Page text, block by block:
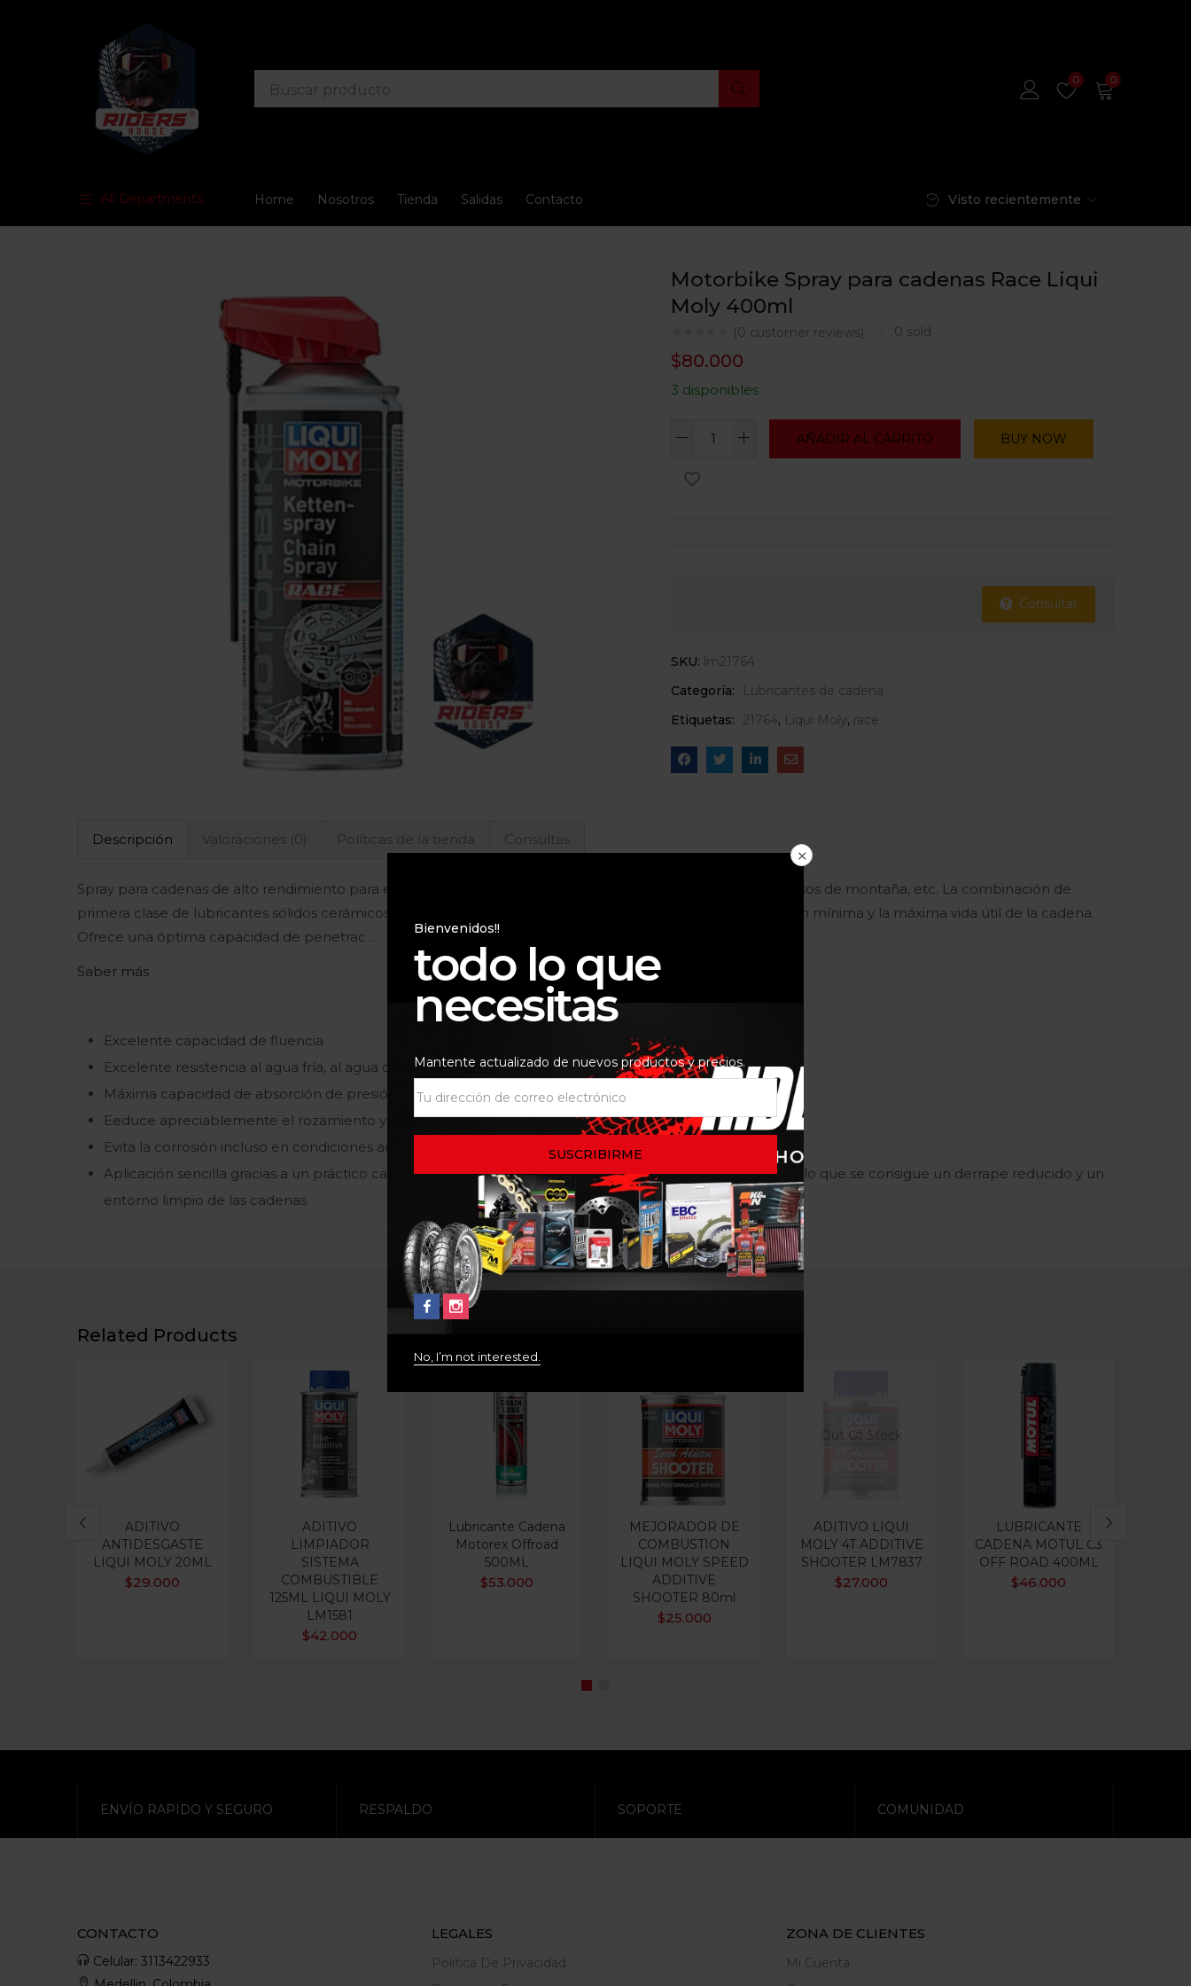
0 0
All Departments Home Nosotros Tienda Salidas Contacto Visto recientemente
Motorbike Spray para cadenas Race Liqui
Moly 400ml
(0 customer reviews) 0 sold
$80.000
3 disponibles
AÑADIR AL CARRITO BUY NOW
Consultar
SKU: lm21764
Categoría:
Lubricantes de cadena
Etiquetas:
21764, Liqui Moly, race
Descripción Valoraciones (0) Políticas de la tienda Consultas
Spray para cadenas de alto rendimiento para el uso en condiciones de esfuerzo extremas, p. ej., carreras, pasos de montaña, etc. La combinación de
primera clase de lubricantes sólidos cerámicos y la protección química contra desgaste garantiza una fricción mínima y la máxima vida útil de la cadena.
Ofrece una óptima capacidad de penetrac …
Saber más
Excelente capacidad de fluencia
Excelente resistencia al agua fría, al agua caliente y a las salpicaduras de agua
Máxima capacidad de absorción de presión
Eeduce apreciablemente el rozamiento y el desgaste incluso en caso de esfuerzo extremo
Evita la corrosión incluso en condiciones adversas
Aplicación sencilla gracias a un práctico cabezal de rociado con cánula plegable buena adherencia, por lo que se consigue un derrape reducido y un
entorno limpio de las cadenas
Related Products
ADITIVO
ANTIDESGASTE
LIQUI MOLY 20ML
$29.000
ADITIVO
LIMPIADOR
SISTEMA
COMBUSTIBLE
125ML LIQUI MOLY
LM1581
$42.000
Lubricante Cadena
Motorex Offroad
500ML
$53.000
MEJORADOR DE
COMBUSTION
LIQUI MOLY SPEED
ADDITIVE
SHOOTER 80ml
$25.000
Out Of Stock
ADITIVO LIQUI
MOLY 4T ADDITIVE
SHOOTER LM7837
$27.000
LUBRICANTE
CADENA MOTUL C3
OFF ROAD 400ML
$46.000
Bienvenidos!!
todo lo que
necesitas
Mantente actualizado de nuevos productos y precios.
No, I’m not interested.
ENVÍO RAPIDO Y SEGURO RESPALDO SOPORTE COMUNIDAD
CONTACTO
Celular: 3113422933
LEGALES
Politica De Privacidad
ZONA DE CLIENTES
Mi Cuenta